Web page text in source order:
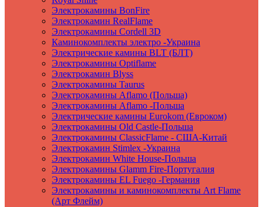
Электрокамины BonFire
Электрокамин RealFlame
Электрокамины Cordell 3D
Каминокомплекты электро -Украина
Электрические камины BLT (БЛТ)
Электрокамины Optiflame
Электрокамин Blyss
Электрокамины Taurus
Электрокамины Aflamo (Польша)
Электрокамины Aflamo -Польша
Электрические камины Eurokom (Евроком)
Электрокамины Old Castle-Польша
Электрокамины ClassicFlame - США-Китай
Электрокамин Stimlex -Украина
Электрокамин White House-Польша
Электрокамины Glamm Fire-Португалия
Электрокамины EL Fuego -Германия
Электрокамины и каминокомплекты Art Flame
(Арт Флейм)